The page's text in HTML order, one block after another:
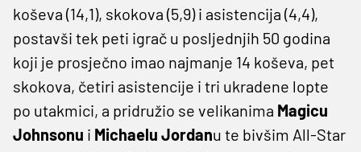
koševa (14,1), skokova (5,9) i asistencija (4,4),
postavši tek peti igrač u posljednjih 50 godina
koji je prosječno imao najmanje 14 koševa, pet
skokova, četiri asistencije i tri ukradene lopte
po utakmici, a pridružio se velikanima Magicu
Johnsonu i Michaelu Jordanu te bivšim All-Star